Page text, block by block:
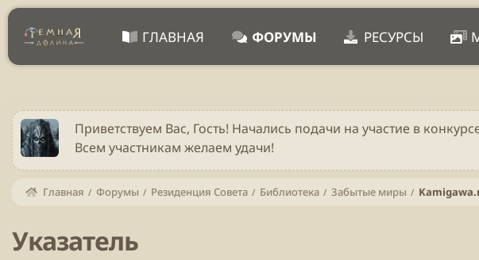
ГЛАВНАЯ ФОРУМЫ РЕСУРСЫ
Приветствуем Вас, Гость! Начались подачи на участие в
Всем участникам желаем удачи!
Главная Форумы Резиденция Совета Библиотека Забытые миры
Указатель